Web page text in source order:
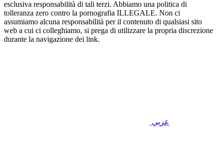
esclusiva responsabilità di tali terzi. Abbiamo una politica di
tolleranza zero contro la pornografia ILLEGALE. Non ci
assumiamo alcuna responsabilità per il contenuto di qualsiasi sito
web a cui ci colleghiamo, si prega di utilizzare la propria discrezione
durante la navigazione dei link.
عربي